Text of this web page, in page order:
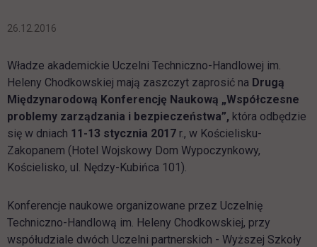
26.12.2016
Władze akademickie Uczelni Techniczno-Handlowej im.
Heleny Chodkowskiej mają zaszczyt zaprosić na Drugą
Międzynarodową Konferencję Naukową „Współczesne
problemy zarządzania i bezpieczeństwa”, która odbędzie
się w dniach 11-13 stycznia 2017 r., w Kościelisku-
Zakopanem (Hotel Wojskowy Dom Wypoczynkowy,
Kościelisko, ul. Nędzy-Kubińca 101).
Konferencje naukowe organizowane przez Uczelnię
Techniczno-Handlową im. Heleny Chodkowskiej, przy
współudziale dwóch Uczelni partnerskich - Wyższej Szkoły